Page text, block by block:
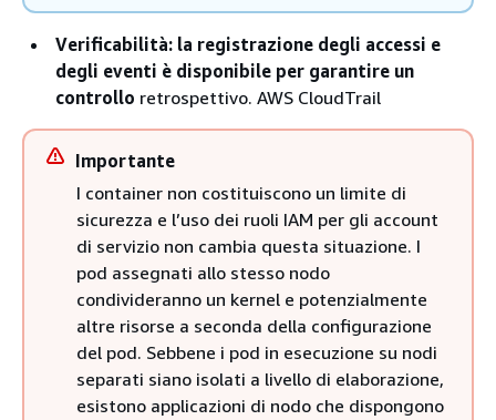
Verificabilità: la registrazione degli accessi e
degli eventi è disponibile per garantire un
controllo retrospettivo. AWS CloudTrail
Importante
I container non costituiscono un limite di
sicurezza e l’uso dei ruoli IAM per gli account
di servizio non cambia questa situazione. I
pod assegnati allo stesso nodo
condivideranno un kernel e potenzialmente
altre risorse a seconda della configurazione
del pod. Sebbene i pod in esecuzione su nodi
separati siano isolati a livello di elaborazione,
esistono applicazioni di nodo che dispongono